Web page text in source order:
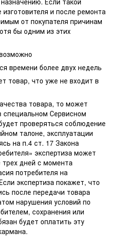
и после ремонта
от покупателя причинам
бы одним из этих
времени более двух недель
товар, что уже не входит в
товара, то может
специальном Сервисном
проверяться соблюдение
талоне, эксплуатации
на п.4 ст. 17 Закона
экспертиза может
трех дней с момента
потребителя на
экспертиза покажет, что
после передачи товара
нарушения условий по
сохранения или
будет оплатить эту